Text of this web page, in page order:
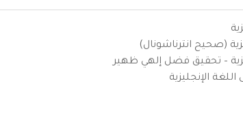
(صحيح انترناشونال)
– تحقيق فضل إلهي ظهير
الإنجليزية